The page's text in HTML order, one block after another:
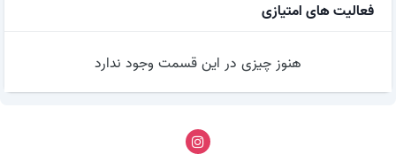
فعالیت های امتیازی
هنوز چیزی در این قسمت وجود ندارد